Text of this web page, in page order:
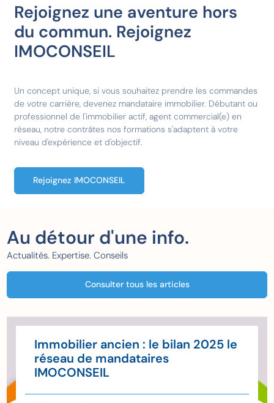
Rejoignez une aventure hors
du commun. Rejoignez
IMOCONSEIL
Un concept unique, si vous souhaitez prendre les commandes
de votre carrière, devenez mandataire immobilier. Débutant ou
professionnel de l'immobilier actif, agent commercial(e) en
réseau, notre contrâtes nos formations s'adaptent à votre
niveau d'expérience et d'objectif.
Rejoignez IMOCONSEIL
Au détour d'une info.
Actualités. Expertise. Conseils
Consulter tous les articles
Immobilier ancien : le bilan 2025 le
réseau de mandataires
IMOCONSEIL